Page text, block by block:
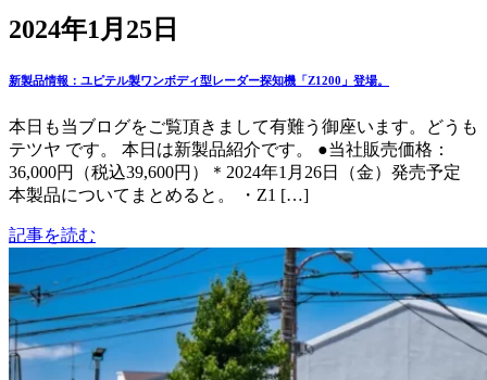
2024年1月25日
新製品情報：ユピテル製ワンボディ型レーダー探知機「Z1200」登場。
本日も当ブログをご覧頂きまして有難う御座います。どうも
テツヤ です。 本日は新製品紹介です。 ●当社販売価格：
36,000円（税込39,600円）＊2024年1月26日（金）発売予定
本製品についてまとめると。 ・Z1 […]
記事を読む